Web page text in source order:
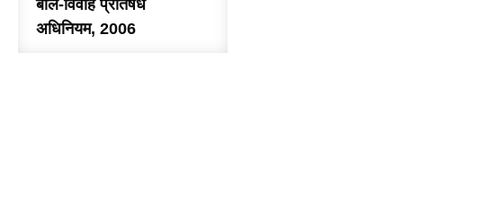
बाल-विवाह प्रतिषेध
अधिनियम, 2006